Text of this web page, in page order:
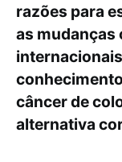
razões para
as mudanças
câncer de
alternativa